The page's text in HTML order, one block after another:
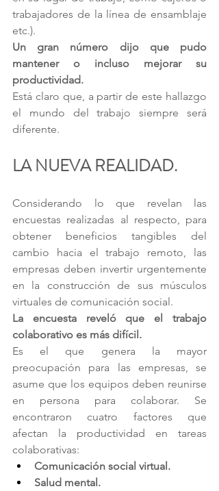
trabajadores de la línea de ensamblaje
etc.).
Un gran número dijo que pudo
mantener o incluso mejorar su
productividad.
Está claro que, a partir de este hallazgo
el mundo del trabajo siempre será
diferente.
LA NUEVA REALIDAD.
Considerando lo que revelan las
encuestas realizadas al respecto, para
obtener beneficios tangibles del
cambio hacia el trabajo remoto, las
empresas deben invertir urgentemente
en la construcción de sus músculos
virtuales de comunicación social.
La encuesta reveló que el trabajo
colaborativo es más difícil.
Es el que genera la mayor
preocupación para las empresas, se
asume que los equipos deben reunirse
en persona para colaborar. Se
encontraron cuatro factores que
afectan la productividad en tareas
colaborativas:
Comunicación social virtual.
Salud mental.